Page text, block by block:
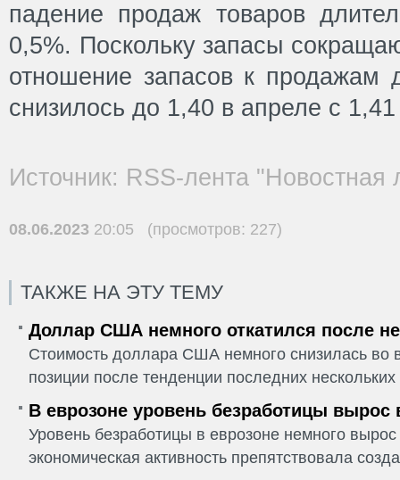
падение продаж товаров
0,5%. Поскольку запасы
отношение запасов к продажам
снизилось до 1,40 в апреле с
Источник: RSS-лента "Новостная
08.06.2023 20:05 (просмотров: 227)
ТАКЖЕ НА ЭТУ ТЕМУ
Доллар США немного откатился после
Стоимость доллара США немного снизилась во
позиции после тенденции последних
В еврозоне уровень безработицы вырос
Уровень безработицы в еврозоне немного
экономическая активность препятствовала